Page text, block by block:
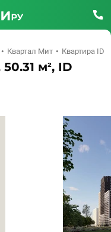
Квартал Мит Квартира ID
м², ID